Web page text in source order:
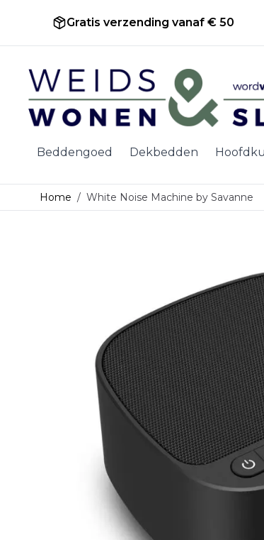
Gratis verzending vanaf € 50
Ga naar de inhoud
Beddengoed Dekbedden
Home / White Noise Machine by Savanne